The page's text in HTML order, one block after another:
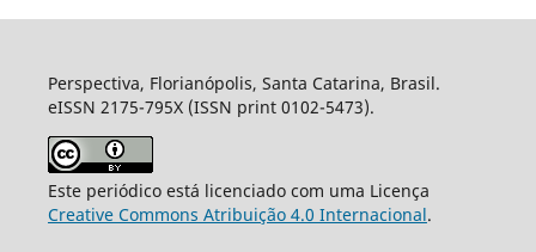
Perspectiva, Florianópolis, Santa Catarina, Brasil.
eISSN 2175-795X (ISSN print 0102-5473).
Este periódico está licenciado com uma Licença
Creative Commons Atribuição 4.0 Internacional.